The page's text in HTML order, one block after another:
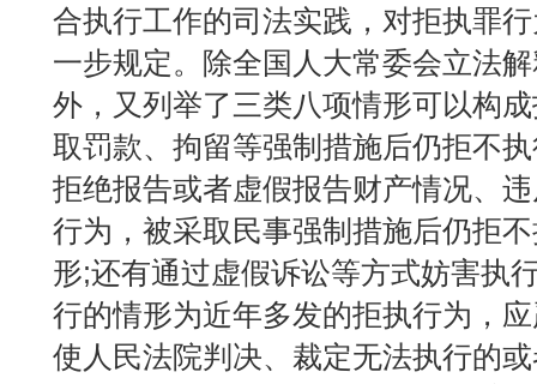
合执行工作的司法实践，对拒执罪
一步规定。除全国人大常委会立法
外，又列举了三类八项情形可以构
取罚款、拘留等强制措施后仍拒不
拒绝报告或者虚假报告财产情况、
行为，被采取民事强制措施后仍拒
形;还有通过虚假诉讼等方式妨害执
行的情形为近年多发的拒执行为，
使人民法院判决、裁定无法执行的